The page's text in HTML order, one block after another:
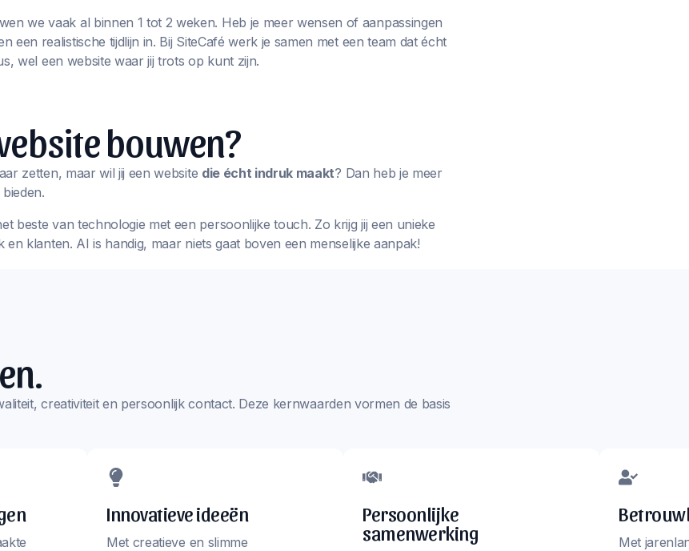
we vaak al binnen 1 tot 2 weken. Heb je meer wensen of aanpassingen
een realistische tijdlijn in. Bij SiteCafé werk je samen met een team dat écht
wel een website waar jij trots op kunt zijn.
bouwen?
zetten, maar wil jij een website die écht indruk maakt? Dan heb je meer
beste van technologie met een persoonlijke touch. Zo krijg jij een unieke
en klanten. AI is handig, maar niets gaat boven een menselijke aanpak!
creativiteit en persoonlijk contact. Deze kernwaarden vormen de basis
Innovatieve ideeën
Met creatieve en slimme
Persoonlijke
samenwerking
Met